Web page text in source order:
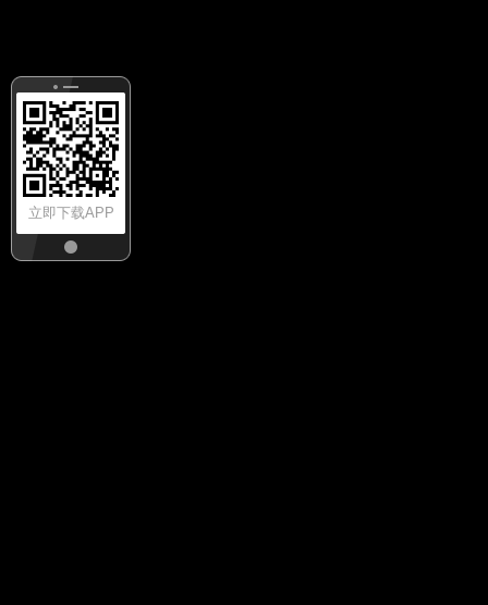
立即下载APP